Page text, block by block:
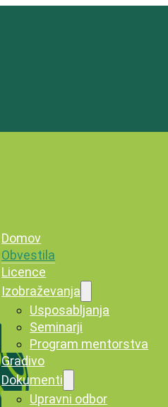
Domov
Obvestila
Licence
Izobraževanja
Usposabljanja
Seminarji
Program mentorstva
Gradivo
Dokumenti
Upravni odbor